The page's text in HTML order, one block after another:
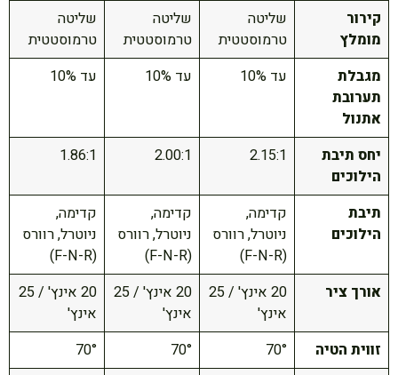
קירור
מומלץ
שליטה
טרמוסטטית
שליטה
טרמוסטטית
שליטה
טרמוסטטית
מגבלת
תערובת
אתנול
עד 10% עד 10% עד 10%
יחס תיבת
הילוכים
2.15:1
2.00:1
1.86:1
תיבת
הילוכים
קדימה,
ניוטרל, רוורס
(F-N-R)
קדימה,
ניוטרל, רוורס
(F-N-R)
קדימה,
ניוטרל, רוורס
(F-N-R)
אורך ציר
20 אינץ' / 25
אינץ'
20 אינץ' / 25
אינץ'
20 אינץ' / 25
אינץ'
זווית הטיה
70°
70°
70°